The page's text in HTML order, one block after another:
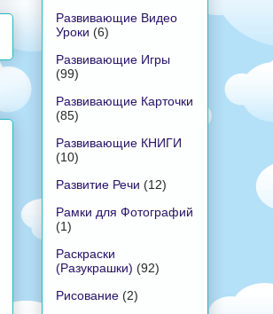
Развивающие Видео
Уроки (6)
Развивающие Игры
(99)
Развивающие Карточки
(85)
Развивающие КНИГИ
(10)
Развитие Речи (12)
Рамки для Фотографий
(1)
Раскраски
(Разукрашки) (92)
Рисование (2)